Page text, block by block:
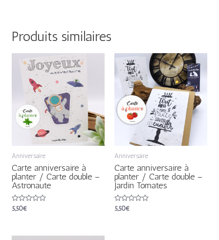
Produits similaires
Anniversaire
Carte anniversaire à
planter / Carte double –
Astronaute
Note
5,50€
Anniversaire
Carte anniversaire à
planter / Carte double –
Jardin Tomates
Note
5,50€